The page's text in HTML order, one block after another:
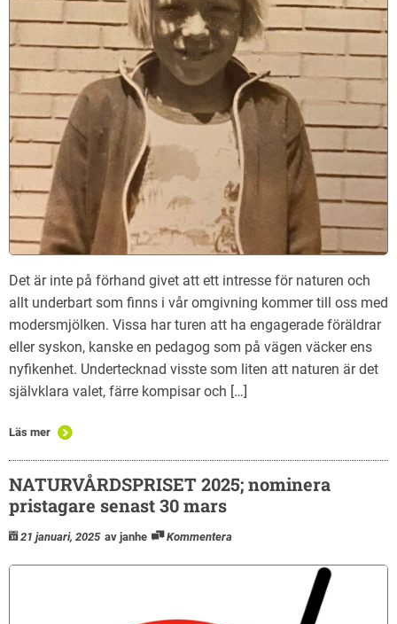
Det är inte på förhand givet att ett intresse för naturen och
allt underbart som finns i vår omgivning kommer till oss med
modersmjölken. Vissa har turen att ha engagerade föräldrar
eller syskon, kanske en pedagog som på vägen väcker ens
nyfikenhet. Undertecknad visste som liten att naturen är det
självklara valet, färre kompisar och […]
Läs mer
NATURVÅRDSPRISET 2025; nominera
pristagare senast 30 mars
21 januari, 2025 av janhe Kommentera